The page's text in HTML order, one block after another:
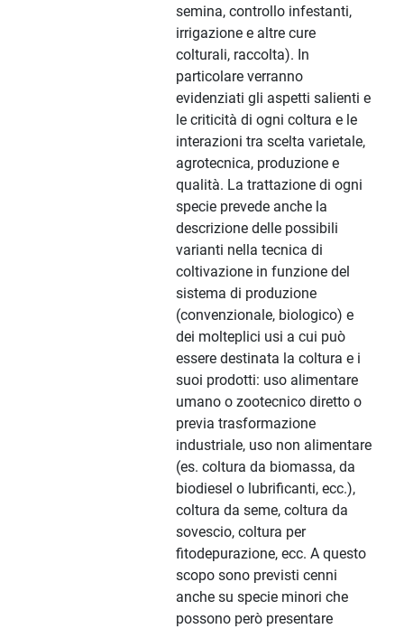
semina, controllo infestanti,
irrigazione e altre cure
colturali, raccolta). In
particolare verranno
evidenziati gli aspetti salienti e
le criticità di ogni coltura e le
interazioni tra scelta varietale,
agrotecnica, produzione e
qualità. La trattazione di ogni
specie prevede anche la
descrizione delle possibili
varianti nella tecnica di
coltivazione in funzione del
sistema di produzione
(convenzionale, biologico) e
dei molteplici usi a cui può
essere destinata la coltura e i
suoi prodotti: uso alimentare
umano o zootecnico diretto o
previa trasformazione
industriale, uso non alimentare
(es. coltura da biomassa, da
biodiesel o lubrificanti, ecc.),
coltura da seme, coltura da
sovescio, coltura per
fitodepurazione, ecc. A questo
scopo sono previsti cenni
anche su specie minori che
possono però presentare